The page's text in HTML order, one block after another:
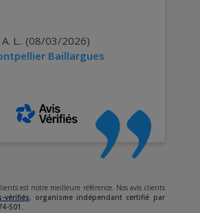
A. L.. (08/03/2026)
Baillargues
est notre meilleure référence. Nos avis clients
vérifiés, organisme indépendant certifié par
501.